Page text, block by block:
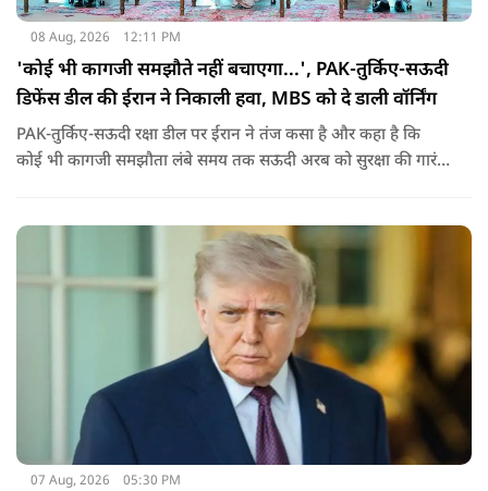
08 Aug, 2026 12:11 PM
'कोई भी कागजी समझौते नहीं बचाएगा...', PAK-तुर्किए-सऊदी
डिफेंस डील की ईरान ने निकाली हवा, MBS को दे डाली वॉर्निंग
PAK-तुर्किए-सऊदी रक्षा डील पर ईरान ने तंज कसा है और कहा है कि
कोई भी कागजी समझौता लंबे समय तक सऊदी अरब को सुरक्षा की गारंटी
07 Aug, 2026 05:30 PM